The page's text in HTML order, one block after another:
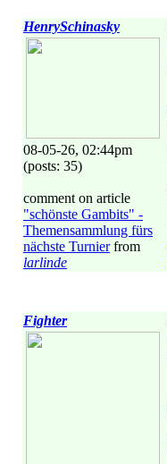
HenrySchinasky
08-05-26, 02:44pm
(posts: 35)
comment on article
"schönste Gambits" -
Themensammlung fürs
nächste Turnierfrom
larlinde
Fighter